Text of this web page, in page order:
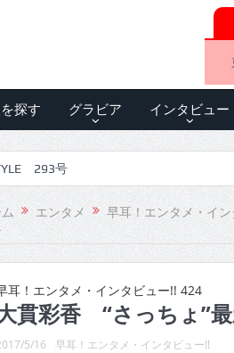
探す グラビア インタビュー
293号
292号
291号
290号
289号
288号
287号
エンタメ 早耳！エンタメ・イ
耳！エンタメ・インタビュー!! 424
貫彩香 “さっちょ”
5/16 早耳！エンタメ・インタビュー!!